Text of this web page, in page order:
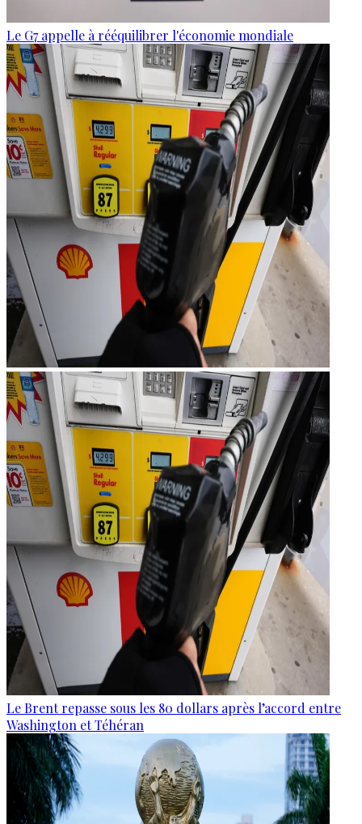
Le G7 appelle à rééquilibrer l'économie mondiale
Le Brent repasse sous les 80 dollars après l’accord entre
Washington et Téhéran